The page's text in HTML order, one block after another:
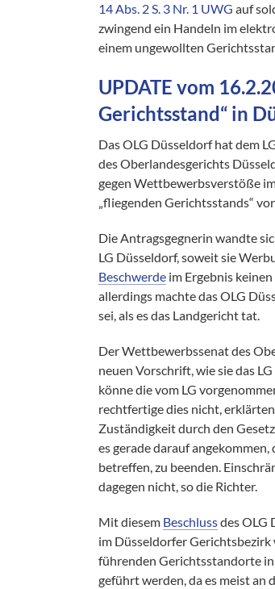
14 Abs. 2 S. 3 Nr. 1 UWG auf
zwingend ein Handeln im
einem ungewollten
UPDATE vom
Gerichtsstand“ in
Das OLG Düsseldorf hat dem
des Oberlandesgerichts
gegen Wettbewerbsverstöße
„fliegenden Gerichtsstands“
Die Antragsgegnerin wandte
LG Düsseldorf, soweit sie
Beschwerde im Ergebnis
allerdings machte das OLG
sei, als es das Landgericht tat.
Der Wettbewerbssenat des
neuen Vorschrift, wie sie das
könne die vom LG
rechtfertige dies nicht,
Zuständigkeit durch den
es gerade darauf
betreffen, zu beenden.
dagegen nicht, so die Richter.
Mit diesem Beschlussdes OLG
im Düsseldorfer Gerichtsbezirk
führenden Gerichtsstandorte
geführt werden, da es meist